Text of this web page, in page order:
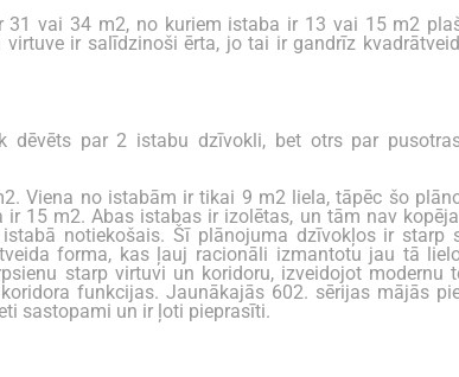
vai 34 m2, no kuriem istaba ir 13 vai 15 m2
ir salīdzinoši ērta, jo tai ir gandrīz
dēvēts par 2 istabu dzīvokli, bet otrs par
Viena no istabām ir tikai 9 m2 liela, tāpēc šo
15 m2. Abas istabas ir izolētas, un tām nav
notiekošais. Šī plānojuma dzīvokļos ir starp
forma, kas ļauj racionāli izmantotu jau tā
starp virtuvi un koridoru, izveidojot modernu
funkcijas. Jaunākajās 602. sērijas mājās
sastopami un ir ļoti pieprasīti.